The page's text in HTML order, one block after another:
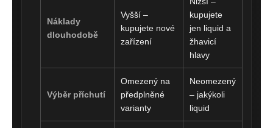
Náklady
dlouhodobě
Vyšší –
kupujete nové
zařízení
kupujete
jen liquid a
žhavicí
hlavy
Výběr příchutí
Omezený na
předplněné
varianty
Neomezený
– jakýkoli
liquid